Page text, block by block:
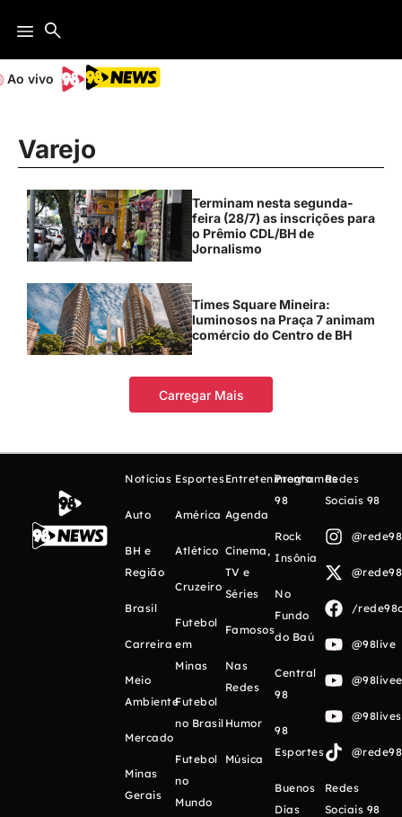
Ao vivo
Varejo
Terminam nesta segunda-
feira (28/7) as inscrições para
o Prêmio CDL/BH de
Jornalismo
Times Square Mineira:
luminosos na Praça 7 animam
comércio do Centro de BH
Carregar Mais
Notícias
Auto
BH e
Região
Brasil
Carreira
Meio
Ambiente
Mercado
Minas
Gerais
Esportes
América
Atlético
Cruzeiro
Futebol
em
Minas
Futebol
no Brasil
Futebol
no
Mundo
Entretenimento
Agenda
Cinema,
TV e
Séries
Famosos
Nas
Redes
Humor
Música
Programas
98
Rock
Insônia
No
Fundo
do Baú
Central
98
98
Esportes
Buenos
Días
Redes
Sociais 98
/
@98live
Redes
Sociais 98